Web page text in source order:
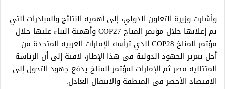
وأشارت وزيرة التعاون الدولي، إلى أهمية النتائج والمبادرات التي
تم إعلانها خلال مؤتمر المناخ COP27 وأهمية البناء عليها خلال
مؤتمر المناخ COP28 الذي ترأسه الإمارات العربية المتحدة من
أجل تعزيز الجهود الدولية في هذا الإطار، لافتة إلى أن الرئاسة
المتتالية مصر ثم الإمارات لمؤتمر المناخ يدفع جهود التحول إلى
الاقتصاد الأخضر في المنطقة والانتقال العادل.